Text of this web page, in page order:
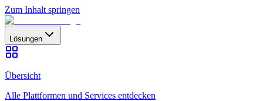
Zum Inhalt springen
Lösungen
Übersicht
Alle Plattformen und Services entdecken